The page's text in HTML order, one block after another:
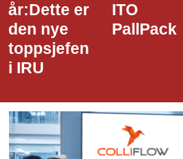
ITO
PallPack
til
Customs